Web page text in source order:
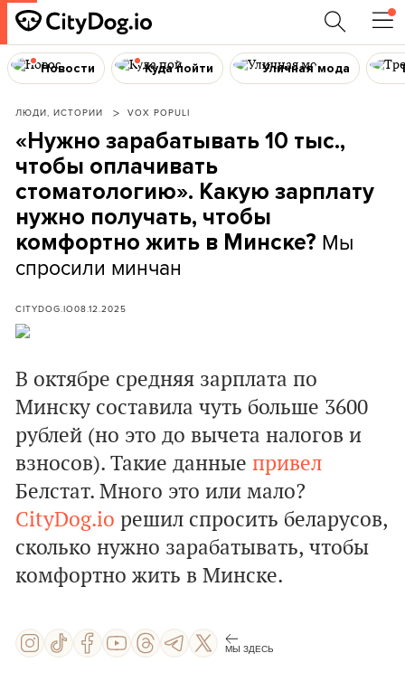
Новости Куда пойти Уличная мода
ЛЮДИ, ИСТОРИИ VOX POPULI
«Нужно зарабатывать 10 тыс.,
чтобы оплачивать
стоматологию». Какую зарплату
нужно получать, чтобы
комфортно жить в Минске? Мы
спросили минчан
CITYDOG.IO08.12.2025
В октябре средняя зарплата по
Минску составила чуть больше 3600
рублей (но это до вычета налогов и
взносов). Такие данные привел
Белстат. Много это или мало?
CityDog.io решил спросить беларусов,
сколько нужно зарабатывать, чтобы
комфортно жить в Минске.
МЫ ЗДЕСЬ